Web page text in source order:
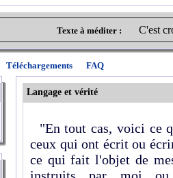
Texte à méditer : C'est
Téléchargements FAQ
Langage et vérité
"En tout cas, voici ce
ceux qui ont écrit ou
ce qui fait l'objet de